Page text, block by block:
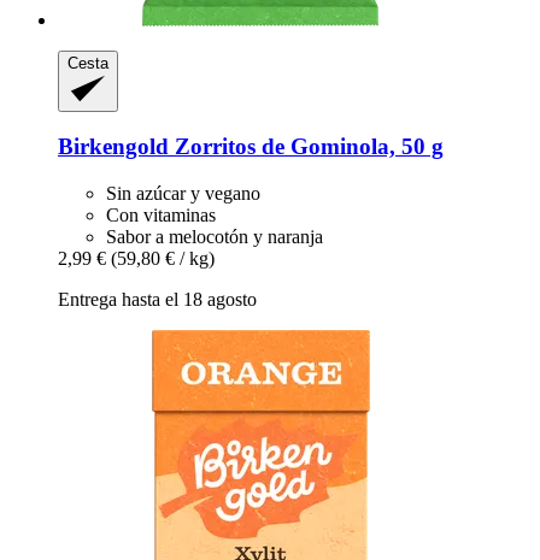
Cesta
Birkengold Zorritos de Gominola, 50 g
Sin azúcar y vegano
Con vitaminas
Sabor a melocotón y naranja
2,99 € (59,80 € / kg)
Entrega hasta el 18 agosto